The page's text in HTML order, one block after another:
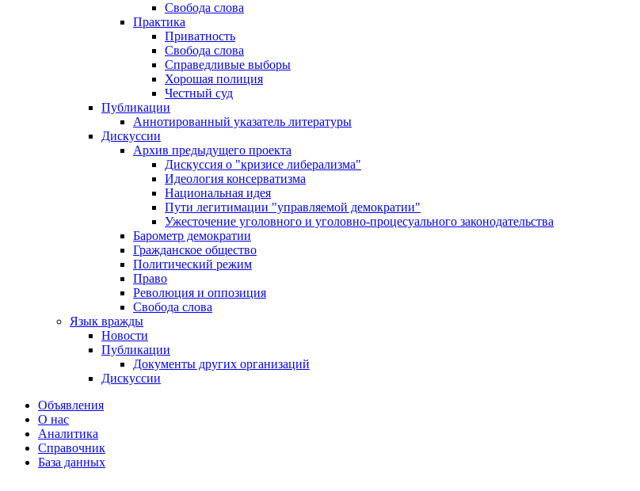
Свобода слова
Практика
Приватность
Свобода слова
Справедливые выборы
Хорошая полиция
Честный суд
Публикации
Аннотированный указатель литературы
Дискуссии
Архив предыдущего проекта
Дискуссия о "кризисе либерализма"
Идеология консерватизма
Национальная идея
Пути легитимации "управляемой демократии"
Ужесточение уголовного и уголовно-процесуального законодательства
Барометр демократии
Гражданское общество
Политический режим
Право
Революция и оппозиция
Свобода слова
Язык вражды
Новости
Публикации
Документы других организаций
Дискуссии
Объявления
О нас
Аналитика
Справочник
База данных